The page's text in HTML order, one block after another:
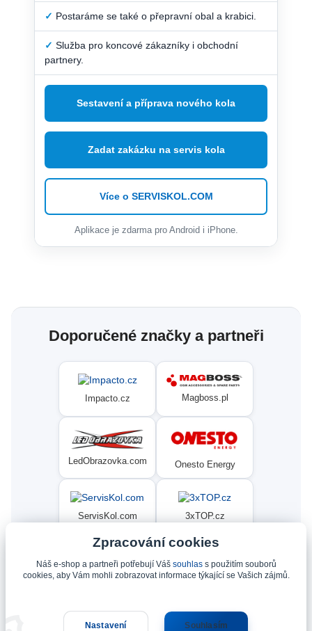
✓ Postaráme se také o přepravní obal a krabici.
✓ Služba pro koncové zákazníky i obchodní
partnery.
Sestavení a příprava nového kola
Zadat zakázku na servis kola
Více o SERVISKOL.COM
Aplikace je zdarma pro Android i iPhone.
Doporučené značky a partneři
Impacto.cz Magboss.pl
LedObrazovka.com Onesto Energy
ServisKol.com 3xTOP.cz
Condat Ninex.cz
Zpracování cookies
Náš e-shop a partneři potřebují Váš souhlass použitím souborů
cookies, aby Vám mohli zobrazovat informace týkající se Vašich zájmů.
Nastavení Souhlasím